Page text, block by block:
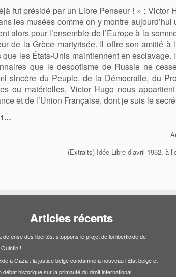
fut présidé par un Libre Penseur ! » : Victor
les musées comme on y montre
alors pour l’ensemble de l’Europe à la
de la Grèce martyrisée. Il offre son amitié à
les États-Unis maintiennent en
que le despotisme de Russie ne
sincère du Peuple, de la Démocratie, du
ou matérielles, Victor Hugo nous
et de l’Union Française, dont je suis le
(Extraits) Idée Libre d’avril 1952, à
Articles récents
défense des libertés: stoppons le projet de loi liberticide de
!
à Gaza : la justice belge condamne à nouveau l’État belge et
débat historique sur la primauté du droit international